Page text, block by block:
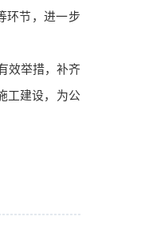
环节，进一步
效举措，补齐
工建设，为公